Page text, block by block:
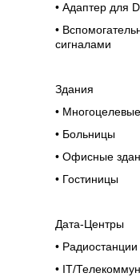
• Адаптер для
•
сигналами
Здания
•
• Больницы
• Офисные
• Гостиницы
Дата-Центры
• Радиостанции
• IT/